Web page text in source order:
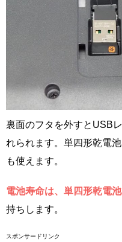
裏面のフタを外すとUSB
れられます。単四形乾電
も使えます。
電池寿命は、単四形乾電
持ちします。
スポンサードリンク